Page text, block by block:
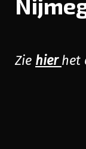
Zie hier het